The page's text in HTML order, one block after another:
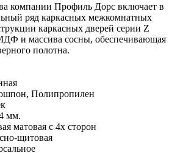
компании Профиль Дорс включает в
ряд каркасных межкомнатных
каркасных дверей серии Z
и массива сосны, обеспечивающая
полотна.
Полипропилен
мм.
матовая с 4х сторон
щитовая